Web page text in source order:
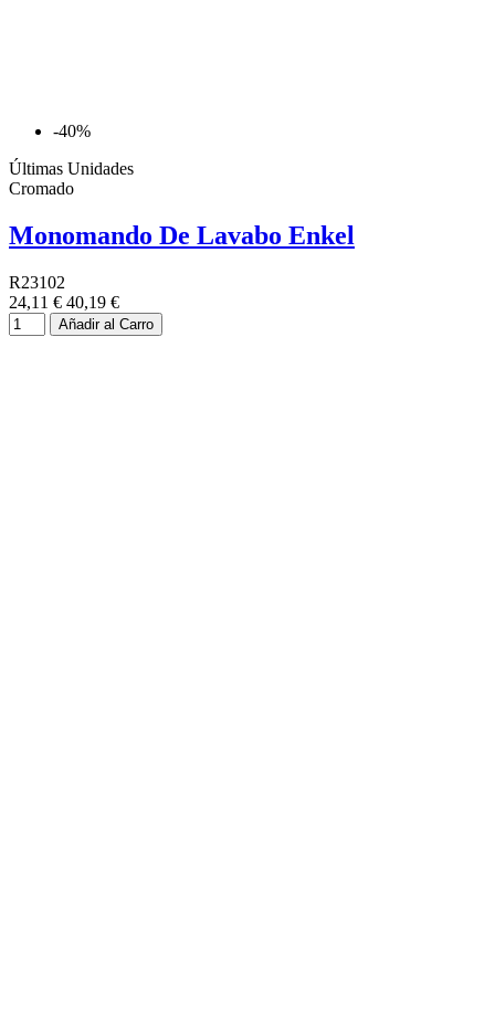
-40%
Últimas Unidades
Cromado
Monomando De Lavabo Enkel
R23102
24,11 € 40,19 €
Añadir al Carro